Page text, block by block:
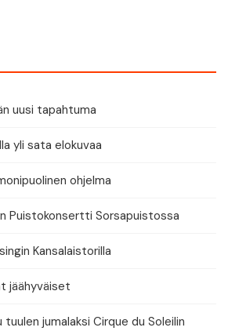
uusi tapahtuma
yli sata elokuvaa
ohjelma
Puistokonsertti Sorsapuistossa
Kansalaistorilla
jäähyväiset
jumalaksi Cirque du Soleilin